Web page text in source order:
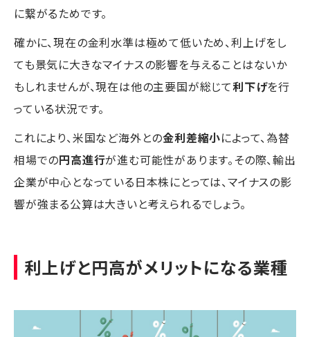
に繋がるためです。
確かに、現在の金利水準は極めて低いため、利上げをし
ても景気に大きなマイナスの影響を与えることはないか
もしれませんが、現在は他の主要国が総じて利下げを行
っている状況です。
これにより、米国など海外との金利差縮小によって、為替
相場での円高進行が進む可能性があります。その際、輸出
企業が中心となっている日本株にとっては、マイナスの影
響が強まる公算は大きいと考えられるでしょう。
利上げと円高がメリットになる業種